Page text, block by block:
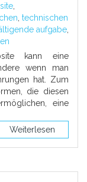
technischen
aufgabe
kann eine
wenn man
hat. Zum
die diesen
eine
Weiterlesen